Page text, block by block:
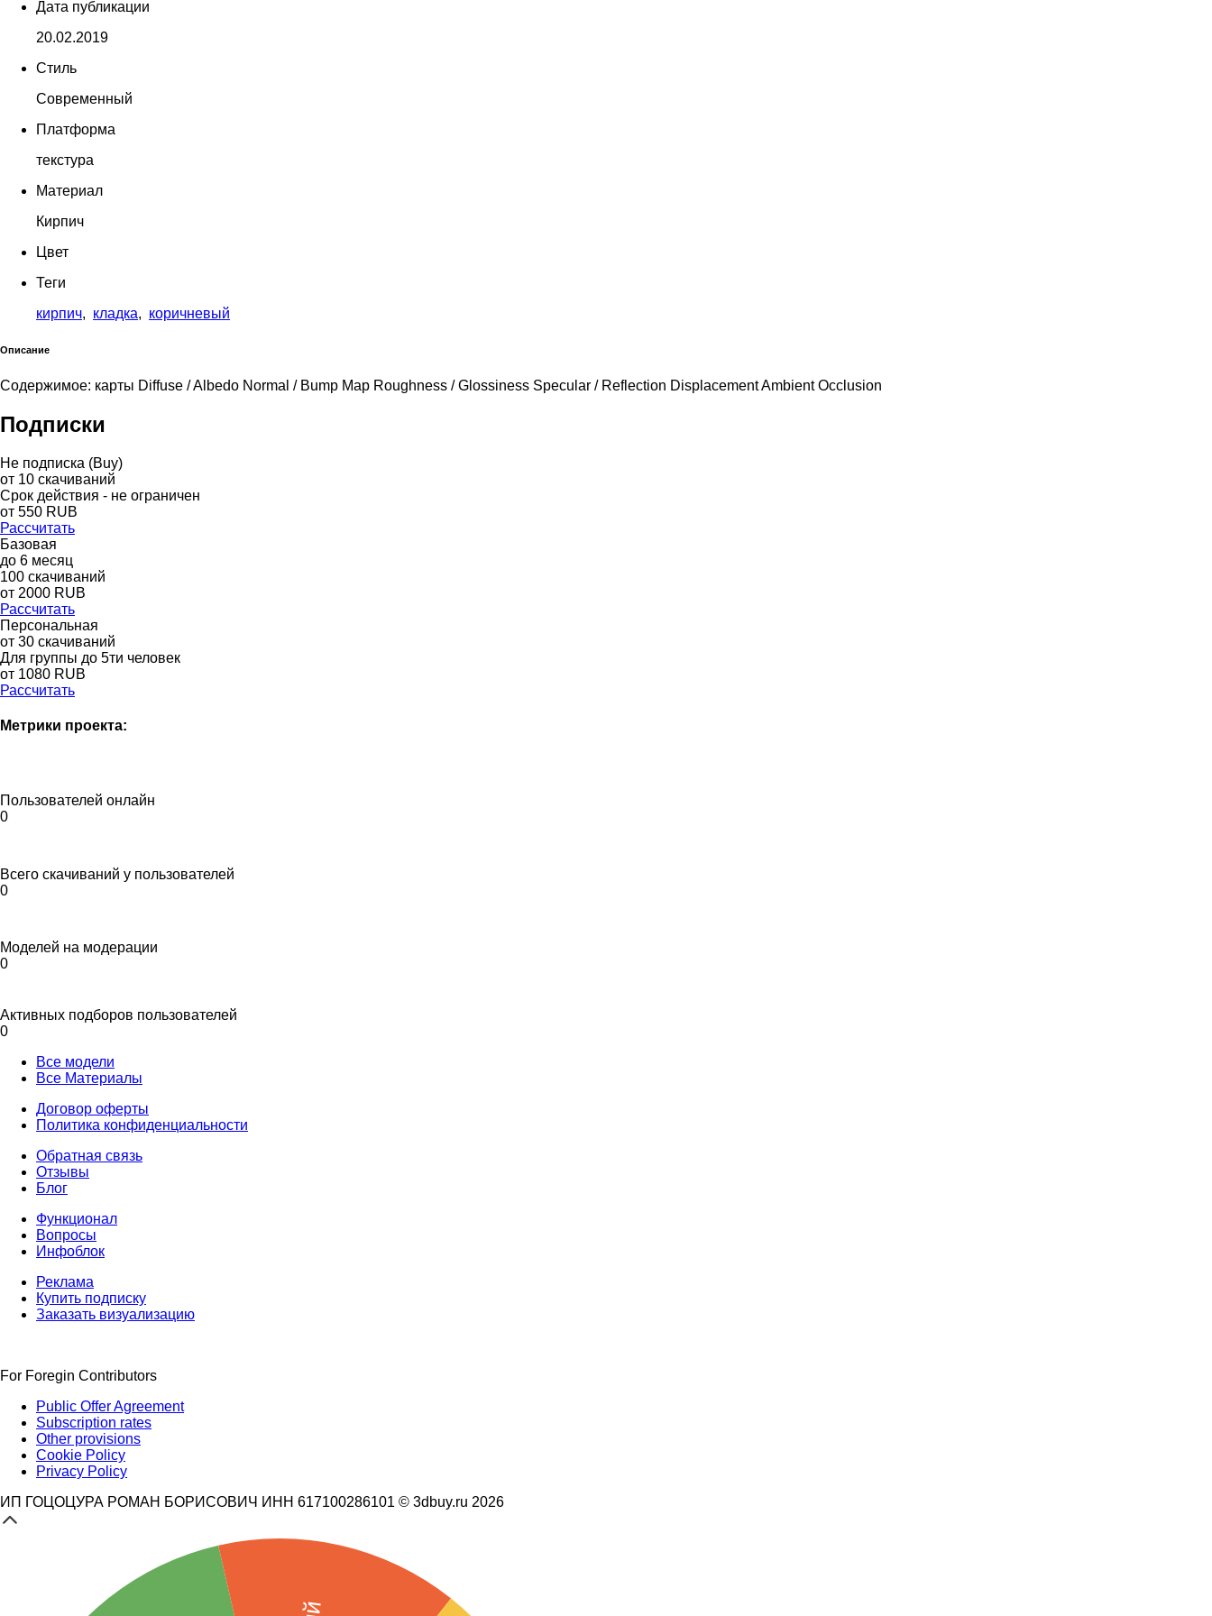
Дата публикации
20.02.2019
Стиль
Современный
Платформа
текстура
Материал
Кирпич
Цвет
Теги
кирпич, кладка, коричневый
Описание
Содержимое: карты Diffuse / Albedo Normal / Bump Map Roughness / Glossiness Specular / Reflection Displacement Ambient Occlusion
Подписки
Не подписка (Buy)
от 10 скачиваний
Срок действия - не ограничен
от 550 RUB
Рассчитать
Базовая
до 6 месяц
100 скачиваний
от 2000 RUB
Рассчитать
Персональная
от 30 скачиваний
Для группы до 5ти человек
от 1080 RUB
Рассчитать
Метрики проекта:
Пользователей онлайн
0
Всего скачиваний у пользователей
0
Моделей на модерации
0
Активных подборов пользователей
0
Все модели
Все Материалы
Договор оферты
Политика конфиденциальности
Обратная связь
Отзывы
Блог
Функционал
Вопросы
Инфоблок
Реклама
Купить подписку
Заказать визуализацию
For Foregin Contributors
Public Offer Agreement
Subscription rates
Other provisions
Cookie Policy
Privacy Policy
ИП ГОЦОЦУРА РОМАН БОРИСОВИЧ ИНН 617100286101 © 3dbuy.ru 2026